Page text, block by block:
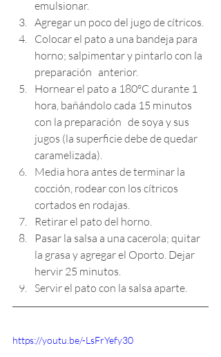
emulsionar.
Agregar un poco del jugo de cítricos.
Colocar el pato a una bandeja para
horno; salpimentar y pintarlo con la
preparación   anterior.
Hornear el pato a 180ºC durante 1
hora, bañándolo cada 15 minutos
con la preparación   de soya y sus
jugos (la superficie debe de quedar
caramelizada).
Media hora antes de terminar la
cocción, rodear con los cítricos
cortados en rodajas.
Retirar el pato del horno.
Pasar la salsa a una cacerola; quitar
la grasa y agregar el Oporto. Dejar
hervir 25 minutos.
Servir el pato con la salsa aparte.
https://youtu.be/-LsFrYefy30